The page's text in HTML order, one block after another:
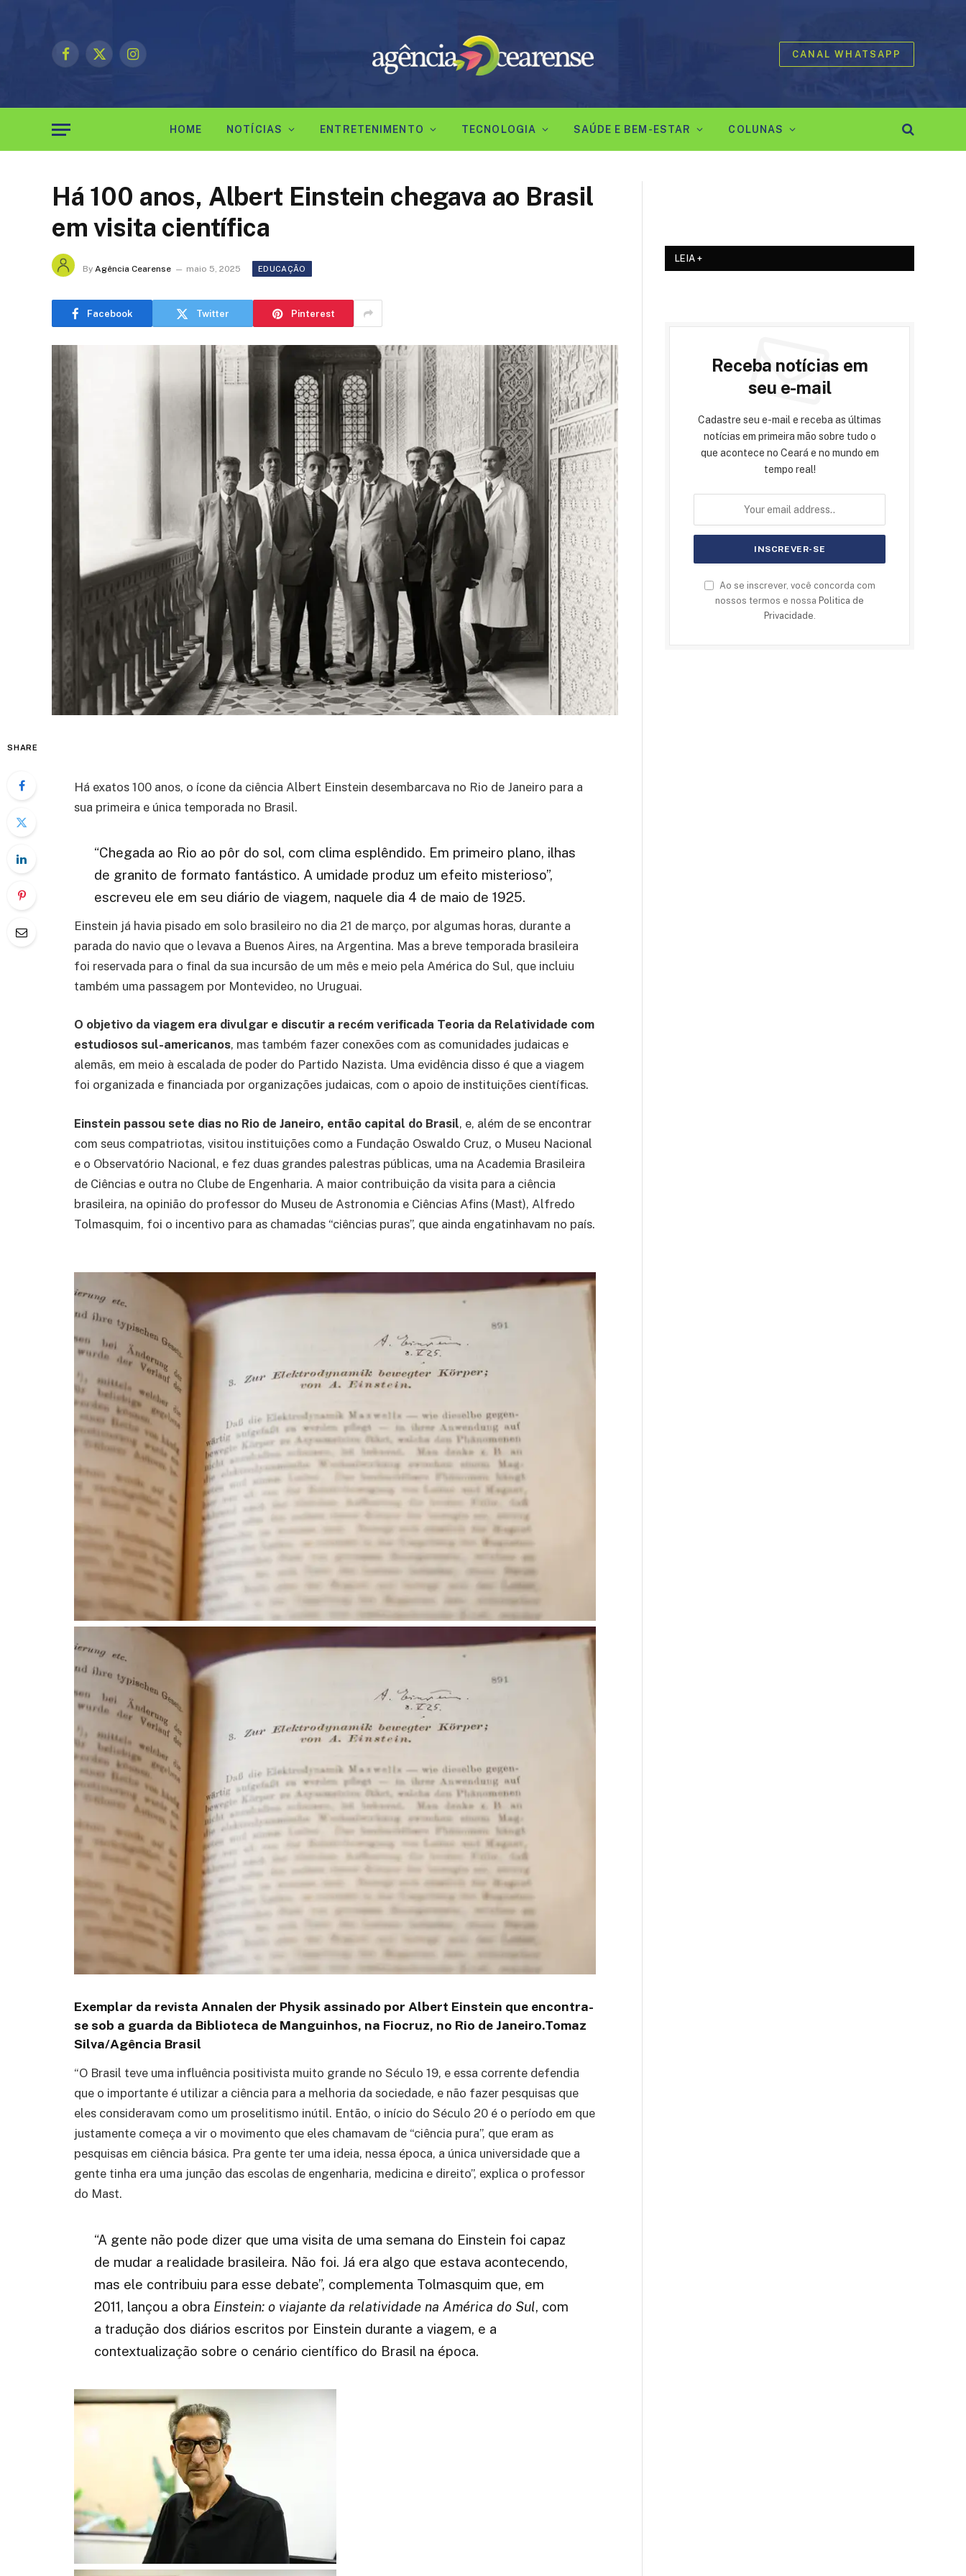
Facebook
X
Instagram
CANAL WHATSAPP
HOME NOTÍCIAS ENTRETENIMENTO TECNOLOGIA SAÚDE E BEM-ESTAR COLUNAS
Há 100 anos, Albert Einstein chegava ao Brasil
em visita científica
By Agência Cearense maio 5, 2025 EDUCAÇÃO
Facebook Twitter Pinterest
SHARE
Há exatos 100 anos, o ícone da ciência Albert Einstein desembarcava no Rio de Janeiro para a
sua primeira e única temporada no Brasil.
“Chegada ao Rio ao pôr do sol, com clima esplêndido. Em primeiro plano, ilhas
de granito de formato fantástico. A umidade produz um efeito misterioso”,
escreveu ele em seu diário de viagem, naquele dia 4 de maio de 1925.
Einstein já havia pisado em solo brasileiro no dia 21 de março, por algumas horas, durante a
parada do navio que o levava a Buenos Aires, na Argentina. Mas a breve temporada brasileira
foi reservada para o final da sua incursão de um mês e meio pela América do Sul, que incluiu
também uma passagem por Montevideo, no Uruguai.
O objetivo da viagem era divulgar e discutir a recém verificada Teoria da Relatividade com
estudiosos sul-americanos, mas também fazer conexões com as comunidades judaicas e
alemãs, em meio à escalada de poder do Partido Nazista. Uma evidência disso é que a viagem
foi organizada e financiada por organizações judaicas, com o apoio de instituições científicas.
Einstein passou sete dias no Rio de Janeiro, então capital do Brasil, e, além de se encontrar
com seus compatriotas, visitou instituições como a Fundação Oswaldo Cruz, o Museu Nacional
e o Observatório Nacional, e fez duas grandes palestras públicas, uma na Academia Brasileira
de Ciências e outra no Clube de Engenharia. A maior contribuição da visita para a ciência
brasileira, na opinião do professor do Museu de Astronomia e Ciências Afins (Mast), Alfredo
Tolmasquim, foi o incentivo para as chamadas “ciências puras”, que ainda engatinhavam no país.
Exemplar da revista Annalen der Physik assinado por Albert Einstein que encontra-
se sob a guarda da Biblioteca de Manguinhos, na Fiocruz, no Rio de Janeiro.Tomaz
Silva/Agência Brasil
“O Brasil teve uma influência positivista muito grande no Século 19, e essa corrente defendia
que o importante é utilizar a ciência para a melhoria da sociedade, e não fazer pesquisas que
eles consideravam como um proselitismo inútil. Então, o início do Século 20 é o período em que
justamente começa a vir o movimento que eles chamavam de “ciência pura”, que eram as
pesquisas em ciência básica. Pra gente ter uma ideia, nessa época, a única universidade que a
gente tinha era uma junção das escolas de engenharia, medicina e direito”, explica o professor
do Mast.
“A gente não pode dizer que uma visita de uma semana do Einstein foi capaz
de mudar a realidade brasileira. Não foi. Já era algo que estava acontecendo,
mas ele contribuiu para esse debate”, complementa Tolmasquim que, em
2011, lançou a obra Einstein: o viajante da relatividade na América do Sul, com
a tradução dos diários escritos por Einstein durante a viagem, e a
contextualização sobre o cenário científico do Brasil na época.
LEIA +
Receba notícias em
seu e-mail
Cadastre seu e-mail e receba as últimas
notícias em primeira mão sobre tudo o
que acontece no Ceará e no mundo em
tempo real!
Ao se inscrever, você concorda com
nossos termos e nossa Politica de
Privacidade.